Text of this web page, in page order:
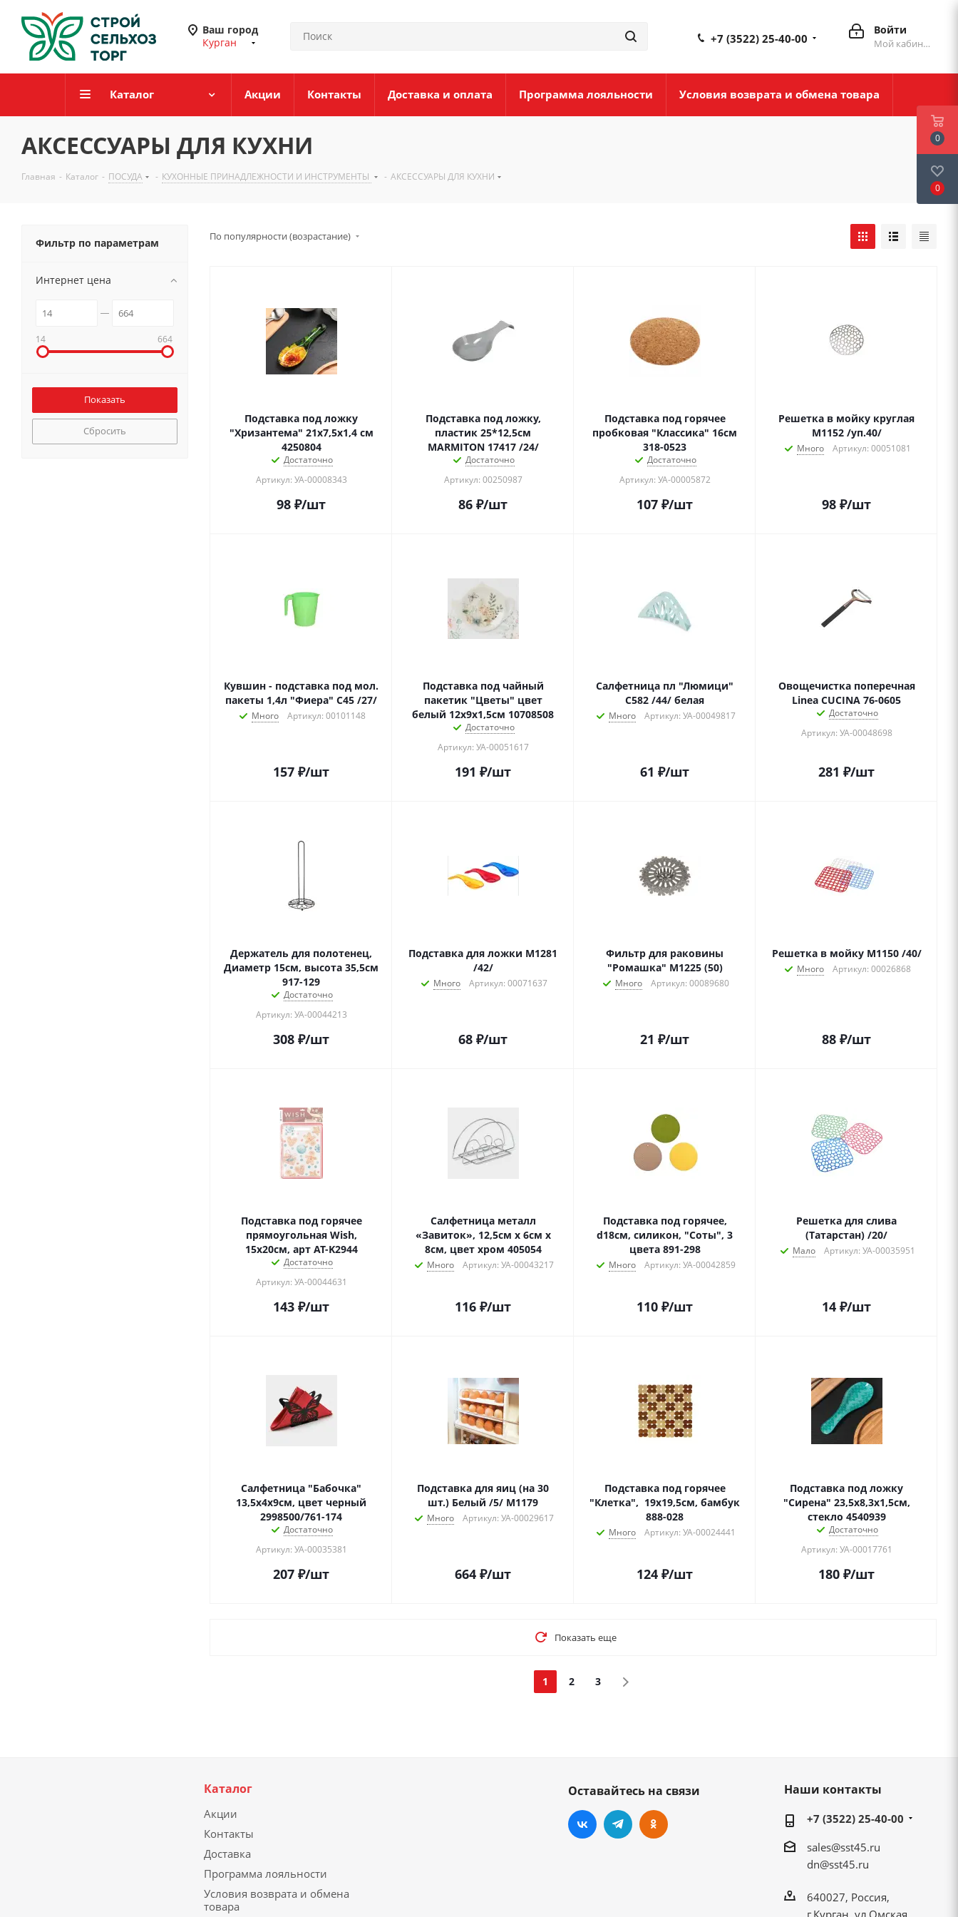
Ваш город
Курган
Войти
Мой кабинет
+7 (3522) 25-40-00
Каталог Акции Контакты Доставка и оплата Программа лояльности Условия возврата и обмена товара
АКСЕССУАРЫ ДЛЯ КУХНИ
Главная - Каталог - ПОСУДА - КУХОННЫЕ ПРИНАДЛЕЖНОСТИ И ИНСТРУМЕНТЫ - АКСЕССУАРЫ ДЛЯ КУХНИ
По популярности (возрастание)
Подставка под ложку
"Хризантема" 21x7,5x1,4 см
4250804
Достаточно
Артикул: УА-00008343
98 ₽/шт
Подставка под ложку,
пластик 25*12,5см
MARMITON 17417 /24/
Достаточно
Артикул: 00250987
86 ₽/шт
Подставка под горячее
пробковая "Классика" 16см
318-0523
Достаточно
Артикул: УА-00005872
107 ₽/шт
Решетка в мойку круглая
М1152 /уп.40/
Много Артикул: 00051081
98 ₽/шт
Кувшин - подставка под мол.
пакеты 1,4л "Фиера" С45 /27/
Много Артикул: 00101148
157 ₽/шт
Подставка под чайный
пакетик "Цветы" цвет
белый 12х9х1,5см 10708508
Достаточно
Артикул: УА-00051617
191 ₽/шт
Салфетница пл "Люмици"
С582 /44/ белая
Много Артикул: УА-00049817
61 ₽/шт
Овощечистка поперечная
Linea CUCINA 76-0605
Достаточно
Артикул: УА-00048698
281 ₽/шт
Держатель для полотенец,
Диаметр 15см, высота 35,5см
917-129
Достаточно
Артикул: УА-00044213
308 ₽/шт
Подставка для ложки М1281
/42/
Много Артикул: 00071637
68 ₽/шт
Фильтр для раковины
"Ромашка" М1225 (50)
Много Артикул: 00089680
21 ₽/шт
Решетка в мойку М1150 /40/
Много Артикул: 00026868
88 ₽/шт
Подставка под горячее
прямоугольная Wish,
15х20см, арт AT-K2944
Достаточно
Артикул: УА-00044631
143 ₽/шт
Салфетница металл
«Завиток», 12,5см х 6см х
8см, цвет хром 405054
Много Артикул: УА-00043217
116 ₽/шт
Подставка под горячее,
d18см, силикон, "Соты", 3
цвета 891-298
Много Артикул: УА-00042859
110 ₽/шт
Решетка для слива
(Татарстан) /20/
Мало Артикул: УА-00035951
14 ₽/шт
Салфетница "Бабочка"
13,5х4х9см, цвет черный
2998500/761-174
Достаточно
Артикул: УА-00035381
207 ₽/шт
Подставка для яиц (на 30
шт.) Белый /5/ М1179
Много Артикул: УА-00029617
664 ₽/шт
Подставка под горячее
"Клетка", 19x19,5см, бамбук
888-028
Много Артикул: УА-00024441
124 ₽/шт
Подставка под ложку
"Сирена" 23,5х8,3х1,5см,
стекло 4540939
Достаточно
Артикул: УА-00017761
180 ₽/шт
Показать еще
1 2 3
Фильтр по параметрам
Интернет цена
14 664
Сбросить
Каталог
Акции
Контакты
Доставка
Программа лояльности
Условия возврата и обмена
товара
Оставайтесь на связи Наши контакты
+7 (3522) 25-40-00
sales@sst45.ru
dn@sst45.ru
640027, Россия,
г.Курган, ул.Омская
0
0